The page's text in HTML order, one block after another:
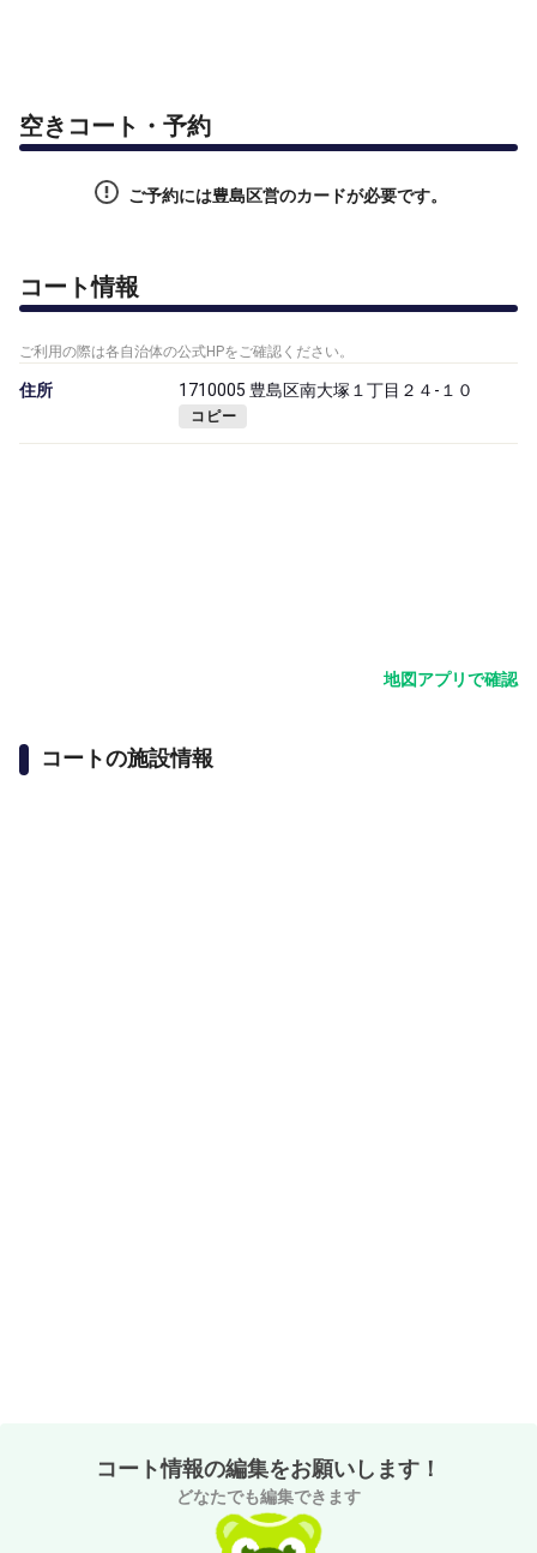
空きコート・予約
ご予約には豊島区営のカードが必要です。
コート情報
ご利用の際は各自治体の公式HPをご確認ください。
住所 1710005 豊島区南大塚１丁目２４-１０
コピー
地図アプリで確認
コートの施設情報
コート情報の編集をお願いします！
どなたでも編集できます